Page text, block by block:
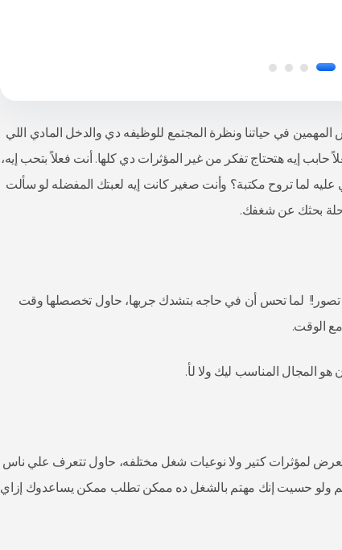
المهمين في حياتنا ونظرة المجتمع للوظيفه دي والدخل المادي اللي
إيه هتحتاج تفكر من غير المؤثرات دي كلها. أنت فعلاً بتحب إيه،
عليه لما تروح مكتبة؟ وأنت صغير كانت إيه لعبتك المفضله لو سألت
بحثك عن شغفك.
لما تحس أن في حاجه بتشدك جربها، حاول تخصصلها وقت
الوقت.
المجال المناسب ليك ولا لأ.
لمؤثرات كتير ولا نوعيات شغل مختلفه، حاول تتعرف علي ناس
ولو حسيت إنك مهتم بالشغل ده ممكن تطلب ممكن يساعدوك إزاي